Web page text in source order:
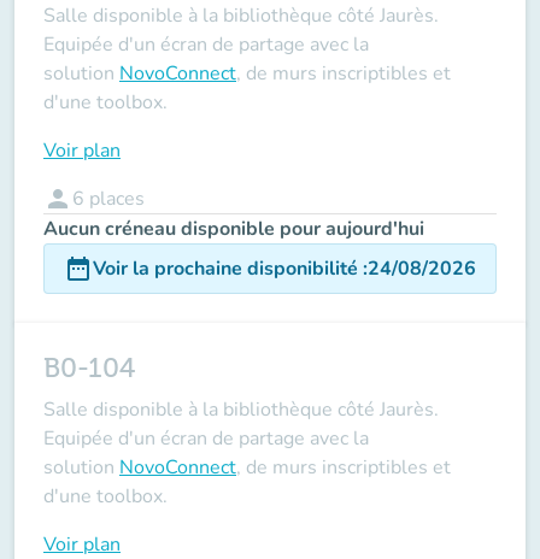
Salle disponible à la bibliothèque côté Jaurès.
Equipée d'un écran de partage avec la
solution NovoConnect, de murs inscriptibles et
d'une toolbox.
Voir plan
person 6 places
Aucun créneau disponible pour aujourd'hui
date_rangeVoir la prochaine disponibilité :24/08/2026
B0-104
Salle disponible à la bibliothèque côté Jaurès.
Equipée d'un écran de partage avec la
solution NovoConnect, de murs inscriptibles et
d'une toolbox.
Voir plan